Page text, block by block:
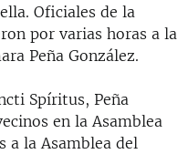
Oficiales de la
por varias horas a la
Peña González.
Spíritus, Peña
en la Asamblea
a la Asamblea del